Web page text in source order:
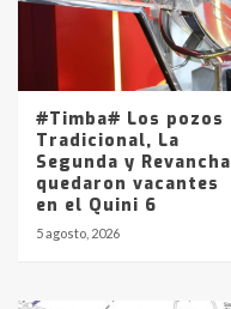
#Timba# Los pozos
Tradicional, La
Segunda y Revancha
quedaron vacantes
en el Quini 6
5 agosto, 2026